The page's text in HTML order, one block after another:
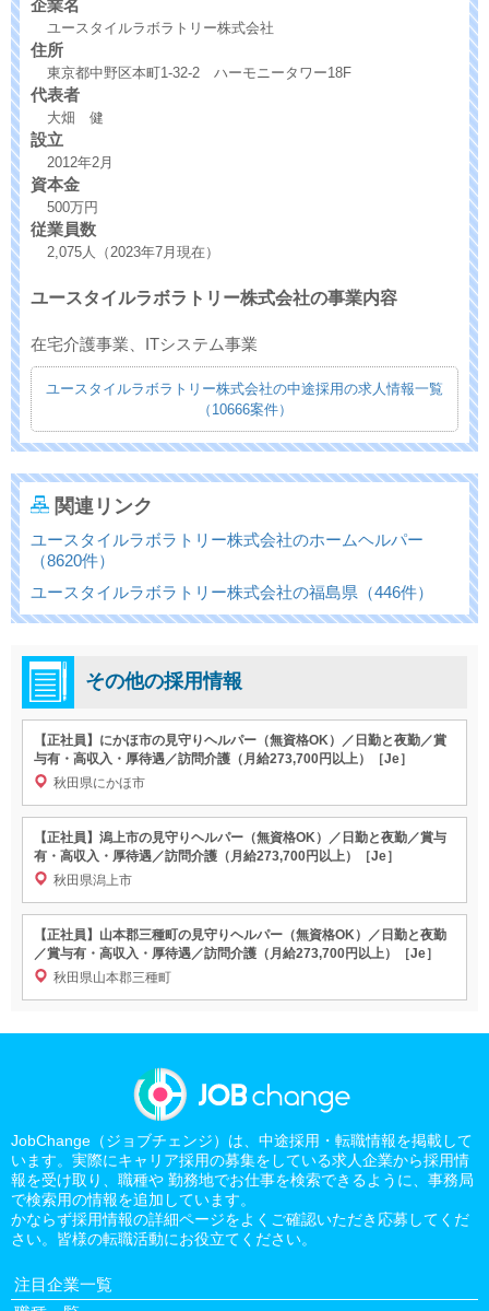
企業名
ユースタイルラボラトリー株式会社
住所
東京都中野区本町1-32-2 ハーモニータワー18F
代表者
大畑 健
設立
2012年2月
資本金
500万円
従業員数
2,075人（2023年7月現在）
ユースタイルラボラトリー株式会社の事業内容
在宅介護事業、ITシステム事業
ユースタイルラボラトリー株式会社の中途採用の求人情報一覧
（10666案件）
関連リンク
ユースタイルラボラトリー株式会社のホームヘルパー
（8620件）
ユースタイルラボラトリー株式会社の福島県（446件）
その他の採用情報
【正社員】にかほ市の見守りヘルパー（無資格OK）／日勤と夜勤／賞
与有・高収入・厚待遇／訪問介護（月給273,700円以上）［Je］
秋田県にかほ市
【正社員】潟上市の見守りヘルパー（無資格OK）／日勤と夜勤／賞与
有・高収入・厚待遇／訪問介護（月給273,700円以上）［Je］
秋田県潟上市
【正社員】山本郡三種町の見守りヘルパー（無資格OK）／日勤と夜勤
／賞与有・高収入・厚待遇／訪問介護（月給273,700円以上）［Je］
秋田県山本郡三種町
JobChange（ジョブチェンジ）は、中途採用・転職情報を掲載して
います。実際にキャリア採用の募集をしている求人企業から採用情
報を受け取り、職種や 勤務地でお仕事を検索できるように、事務局
で検索用の情報を追加しています。
かならず採用情報の詳細ページをよくご確認いただき応募してくだ
さい。皆様の転職活動にお役立てください。
注目企業一覧